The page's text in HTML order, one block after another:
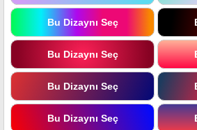
Bu Dizaynı Seç
Bu Dizaynı Seç
Bu Dizaynı Seç
Bu Dizaynı Seç